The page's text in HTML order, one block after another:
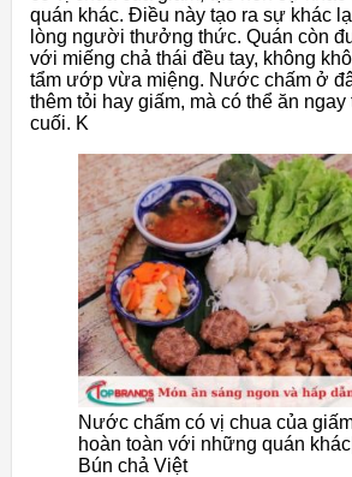
quán khác. Điều này tạo ra sự khác
lòng người thưởng thức. Quán còn
với miếng chả thái đều tay, không
tẩm ướp vừa miệng. Nước chấm ở
thêm tỏi hay giấm, mà có thể ăn
cuối. K
Nước chấm có vị chua của
hoàn toàn với những quán
Bún chả Việt